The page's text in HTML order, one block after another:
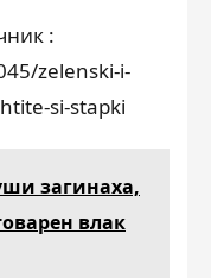
:
zelenski-i-
si-stapki
загинаха,
влак